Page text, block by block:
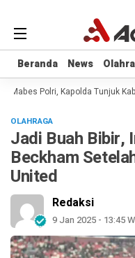
Beranda News
Beranda News
Polri, Kapolda Tunjuk
OLAHRAGA
Jadi Buah Bibir,
Beckham
United
Redaksi
9 Jan 2025 - 13:45